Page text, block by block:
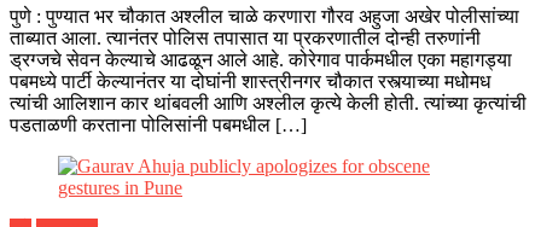
पुणे : पुण्यात भर चौकात अश्लील चाळे करणारा गौरव अहुजा अखेर पोलीसांच्या
ताब्यात आला. त्यानंतर पोलिस तपासात या प्रकरणातील दोन्ही तरुणांनी
ड्रग्जचे सेवन केल्याचे आढळून आले आहे. कोरेगाव पार्कमधील एका महागड्या
पबमध्ये पार्टी केल्यानंतर या दोघांनी शास्त्रीनगर चौकात रस्त्याच्या मधोमध
त्यांची आलिशान कार थांबवली आणि अश्लील कृत्ये केली होती. त्यांच्या कृत्यांची
पडताळणी करताना पोलिसांनी पबमधील […]